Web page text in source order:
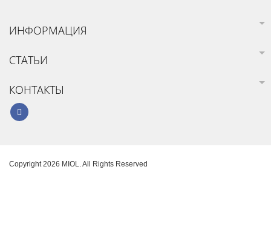
ИНФОРМАЦИЯ
СТАТЬИ
КОНТАКТЫ
Copyright 2026 MIOL. All Rights Reserved